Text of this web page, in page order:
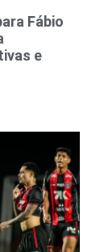
Fábio
e